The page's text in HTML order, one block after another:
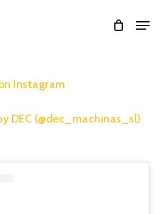
Menu
Instagram
DEC (@dec_machinas_sl)